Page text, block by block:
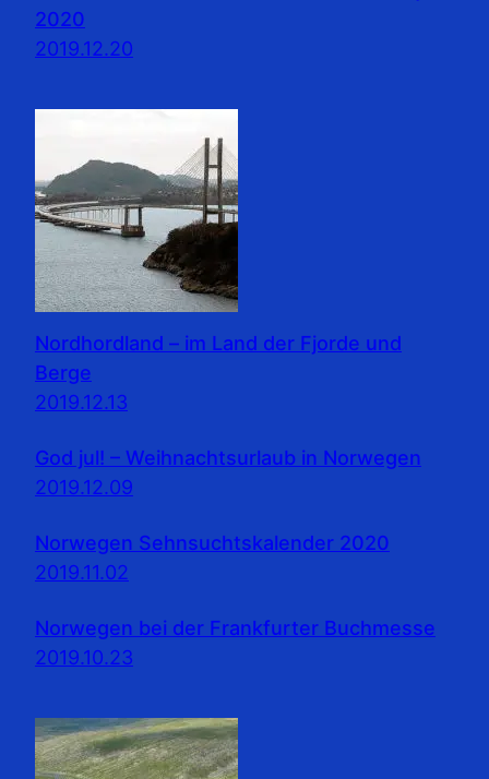
2020
2019.12.20
Nordhordland – im Land der Fjorde und
Berge
2019.12.13
God jul! – Weihnachtsurlaub in Norwegen
2019.12.09
Norwegen Sehnsuchtskalender 2020
2019.11.02
Norwegen bei der Frankfurter Buchmesse
2019.10.23